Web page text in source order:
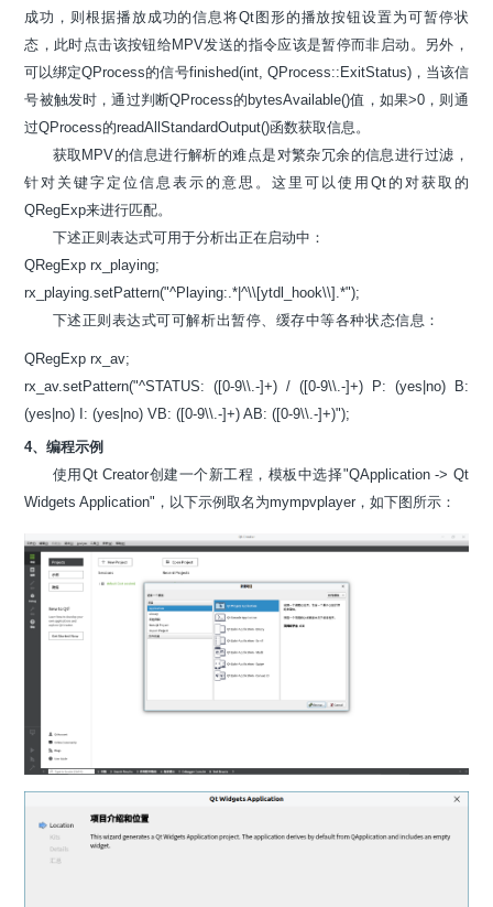
成功，则根据播放成功的信息将Qt图形的播放按钮设置为可暂停状
态，此时点击该按钮给MPV发送的指令应该是暂停而非启动。另外，
可以绑定QProcess的信号finished(int, QProcess::ExitStatus)，当该信
号被触发时，通过判断QProcess的bytesAvailable()值，如果>0，则通
过QProcess的readAllStandardOutput()函数获取信息。
获取MPV的信息进行解析的难点是对繁杂冗余的信息进行过滤，
针对关键字定位信息表示的意思。这里可以使用Qt的对获取的
QRegExp来进行匹配。
下述正则表达式可用于分析出正在启动中：
QRegExp rx_playing;
rx_playing.setPattern("^Playing:.*|^\\[ytdl_hook\\].*");
下述正则表达式可可解析出暂停、缓存中等各种状态信息：
QRegExp rx_av;
rx_av.setPattern("^STATUS: ([0-9\\.-]+) / ([0-9\\.-]+) P: (yes|no) B:
(yes|no) I: (yes|no) VB: ([0-9\\.-]+) AB: ([0-9\\.-]+)");
4、编程示例
使用Qt Creator创建一个新工程，模板中选择"QApplication -> Qt
Widgets Application"，以下示例取名为mympvplayer，如下图所示：